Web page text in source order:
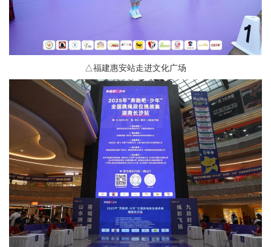
△福建惠安站走进文化广场